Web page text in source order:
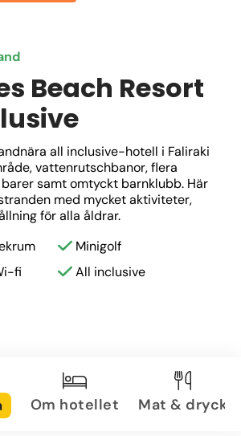
Beach Resort
all inclusive-hotell i Faliraki
vattenrutschbanor, flera
samt omtyckt barnklubb. Här
med mycket aktiviteter,
för alla åldrar.
Minigolf
fi All inclusive
Om hotellet Mat & dryck